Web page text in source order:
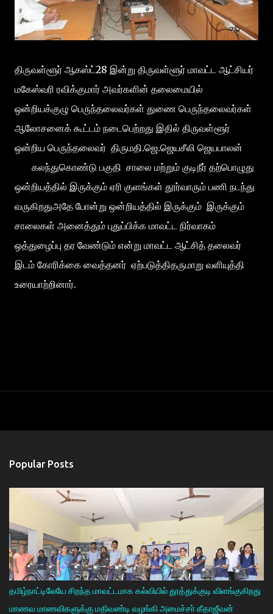
திருவள்ளூர் ஆகஸ்ட்28 இன்று திருவள்ளூர் மாவட்ட ஆட்சியர்
மகேஸ்வரி ரவிக்குமார் அவர்களின் தலைமையில்
ஒன்றியக்குழு பெருந்தலைவர்கள் துணை பெருந்தலைவர்கள்
ஆலோசனைக் கூட்டம் நடைபெற்றது இதில் திருவள்ளூர்
ஒன்றிய பெருந்தலைவர் திருமதி.ஜெ.ஜெயசீலி ஜெயபாலன்
கலந்துகொண்டு பகுதி சாலை மற்றும் குடிநீர் தற்பொழுது
ஒன்றியத்தில் இருக்கும் ஏரி குளங்கள் தூர்வாரும் பணி நடந்து
வருகிறதுஅதே போன்று ஒன்றியத்தில் இருக்கும் இருக்கும்
சாலைகள் அனைத்தும் புதுப்பிக்க மாவட்ட நிர்வாகம்
ஒத்துழைப்பு தர வேண்டும் என்று மாவட்ட ஆட்சித் தலைவர்
இடம் கோரிக்கை வைத்தனர் ஏற்படுத்திதருமாறு வளியுத்தி
உரையாற்றினார்.
Popular Posts
தமிழ்நாட்டிலேயே சிறந்த மாவட்டமாக கல்வியில் தூத்துக்குடி விளங்குகிறது
மாணவ மாணவிகளுக்கு மதிவண்டி வழங்கி அமைச்சா் கீதாஜீவன்